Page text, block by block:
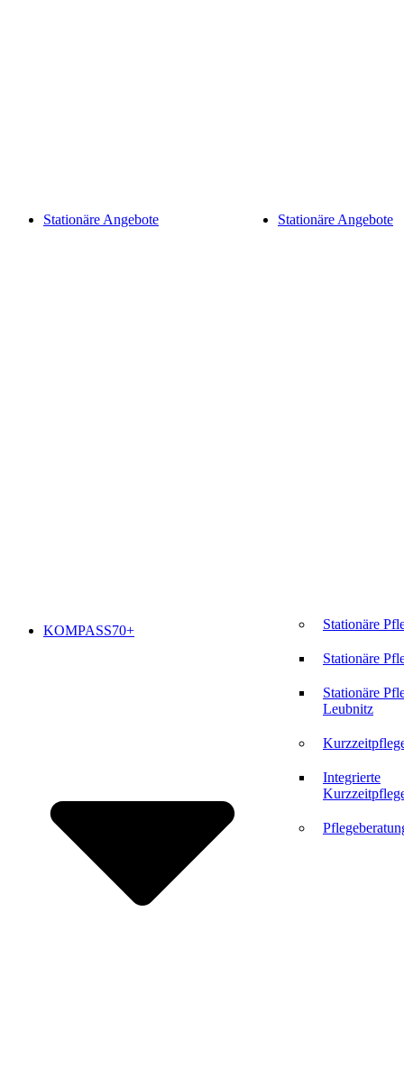
KOMPASS70+
Stationäre Angebote Stationäre Angebote
Stationäre
Stationäre
Stationäre
Leubnitz
Integrierte